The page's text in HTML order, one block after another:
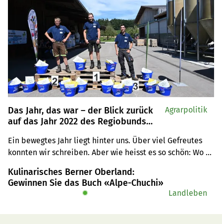
Das Jahr, das war – der Blick zurück
auf das Jahr 2022 des Regiobunds
Teil 2
Ein bewegtes Jahr liegt hinter uns. Über viel Gefreutes
konnten wir schreiben. Aber wie heisst es so schön: Wo
an Unerfreulichem zu berichten. Wir präsentieren in
unserem zweiteiligen Jahresrückblick eine kleine
Agrarpolitik
Kulinarisches Berner Oberland:
Gewinnen Sie das Buch «Alpe-Chuchi»
✹ Landleben